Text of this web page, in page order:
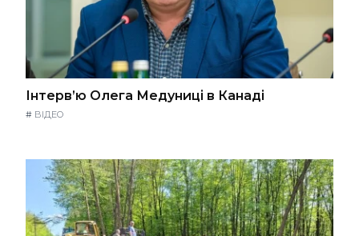
Інтерв’ю Олега Медуниці в Канаді
# ВІДЕО